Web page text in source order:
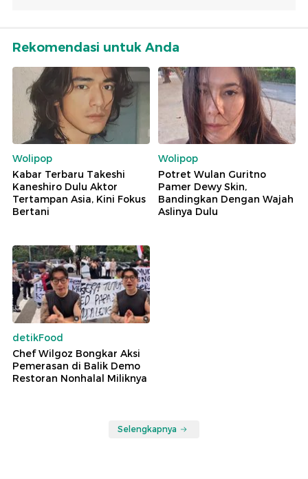
Rekomendasi untuk Anda
Wolipop
Kabar Terbaru Takeshi
Kaneshiro Dulu Aktor
Tertampan Asia, Kini Fokus
Bertani
Wolipop
Potret Wulan Guritno
Pamer Dewy Skin,
Bandingkan Dengan Wajah
Aslinya Dulu
detikFood
Chef Wilgoz Bongkar Aksi
Pemerasan di Balik Demo
Restoran Nonhalal Miliknya
Selengkapnya